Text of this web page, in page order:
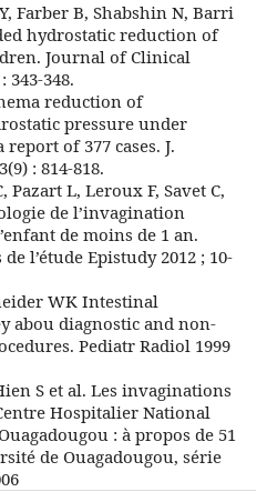
Farber B, Shabshin N, Barri
hydrostatic reduction of
Journal of Clinical
343-348.
reduction of
pressure under
of 377 cases. J.
: 814-818.
Pazart L, Leroux F, Savet C,
de l’invagination
de moins de 1 an.
l’étude Epistudy 2012 ; 10-
WK Intestinal
abou diagnostic and non-
Pediatr Radiol 1999
S et al. Les invaginations
Hospitalier National
: à propos de 51
de Ouagadougou, série